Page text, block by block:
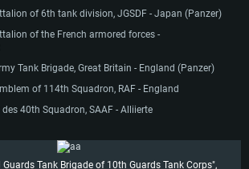
AMD Radeon 77XX / NVIDIA GeForce GTX
für das Spiel beträgt 720p
Client)
10/11 (64bit)
oder analoge AMD / Nvidia für Mac. Die
Big Sur 11.0 oder neuer
den neuesten Treibern (nicht älter als 6
mit den neuesten Treibern (nicht älter als 6
Client)
of 6th tank division, JGSDF - Japan (Panzer)
of the French armored forces -
Tank Brigade, Great Britain - England (Panzer)
of 114th Squadron, RAF - England
40th Squadron, SAAF - Alliierte
Tank Brigade of 10th Guards Tank Corps",